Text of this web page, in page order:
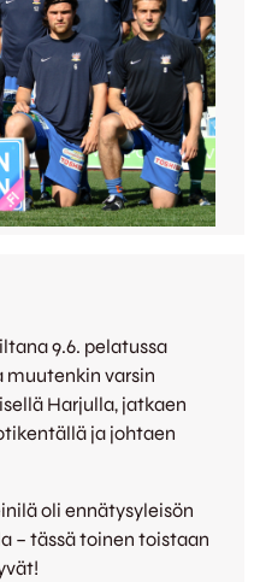
9.6. pelatussa
varsin
Harjulla, jatkaen
ja johtaen
oli ennätysyleisön
– tässä toinen toistaan